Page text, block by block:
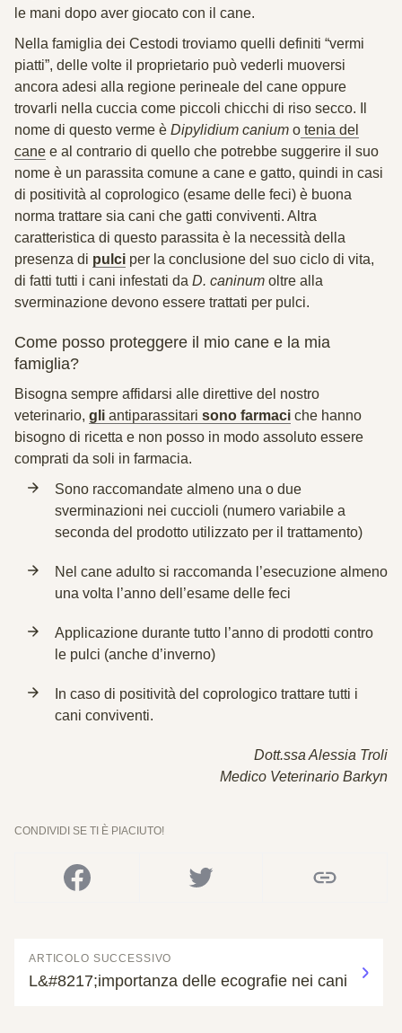
le mani dopo aver giocato con il cane.
Nella famiglia dei Cestodi troviamo quelli definiti “vermi
piatti”, delle volte il proprietario può vederli muoversi
ancora adesi alla regione perineale del cane oppure
trovarli nella cuccia come piccoli chicchi di riso secco. Il
nome di questo verme è Dipylidium canium o tenia del
cane e al contrario di quello che potrebbe suggerire il suo
nome è un parassita comune a cane e gatto, quindi in casi
di positività al coprologico (esame delle feci) è buona
norma trattare sia cani che gatti conviventi. Altra
caratteristica di questo parassita è la necessità della
presenza di pulci per la conclusione del suo ciclo di vita,
di fatti tutti i cani infestati da D. caninum oltre alla
sverminazione devono essere trattati per pulci.
Come posso proteggere il mio cane e la mia
famiglia?
Bisogna sempre affidarsi alle direttive del nostro
veterinario, gli antiparassitari sono farmaci che hanno
bisogno di ricetta e non posso in modo assoluto essere
comprati da soli in farmacia.
Sono raccomandate almeno una o due
sverminazioni nei cuccioli (numero variabile a
seconda del prodotto utilizzato per il trattamento)
Nel cane adulto si raccomanda l’esecuzione almeno
una volta l’anno dell’esame delle feci
Applicazione durante tutto l’anno di prodotti contro
le pulci (anche d’inverno)
In caso di positività del coprologico trattare tutti i
cani conviventi.
Dott.ssa Alessia Troli
Medico Veterinario Barkyn
CONDIVIDI SE TI È PIACIUTO!
ARTICOLO SUCCESSIVO
L&#8217;importanza delle ecografie nei cani